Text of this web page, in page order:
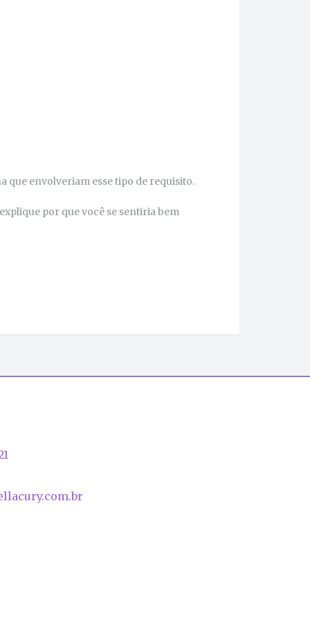
que envolveriam esse tipo de requisito.
por que você se sentiria bem